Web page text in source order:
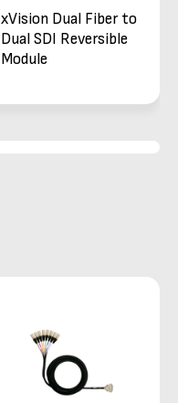
xVision Dual Fiber to
Dual SDI Reversible
Module